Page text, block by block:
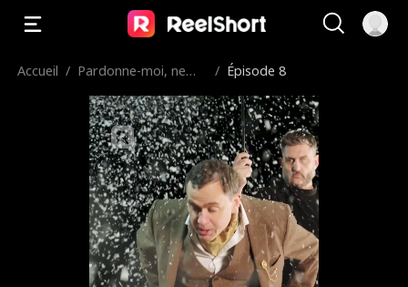
Accueil / Pardonne-moi, ne
/ Épisode 8